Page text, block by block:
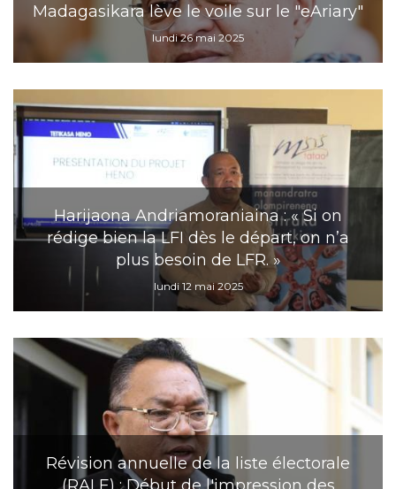
Madagasikara lève le voile sur le "eAriary"
lundi 26 mai 2025
Harijaona Andriamoraniaina : « Si on
rédige bien la LFI dès le départ, on n’a
plus besoin de LFR. »
lundi 12 mai 2025
Révision annuelle de la liste électorale